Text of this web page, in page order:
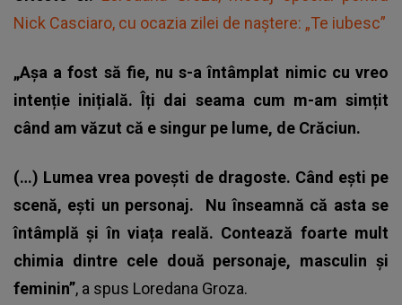
Nick Casciaro, cu ocazia zilei de naștere: „Te iubesc”
„Așa a fost să fie, nu s-a întâmplat nimic cu vreo
intenție inițială. Îți dai seama cum m-am simțit
când am văzut că e singur pe lume, de Crăciun.
(…) Lumea vrea povești de dragoste. Când ești pe
scenă, ești un personaj. Nu înseamnă că asta se
întâmplă și în viața reală. Contează foarte mult
chimia dintre cele două personaje, masculin și
feminin”, a spus Loredana Groza.